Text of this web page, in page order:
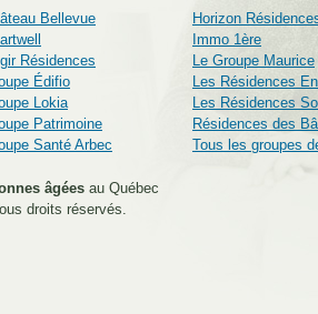
Bellevue
Résidences
Édifio
Lokia
Patrimoine
Santé Arbec
Horizon
Immo 1ère
Le Groupe Maurice
Les Résidences
Les Résidences
Résidences des
Tous les groupes
âgées au Québec
droits réservés.